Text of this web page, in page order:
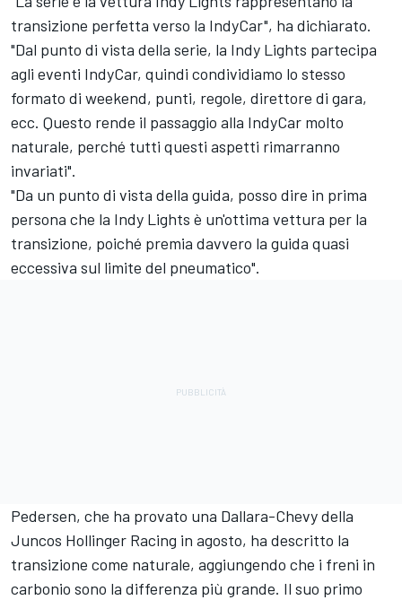
transizione perfetta verso la IndyCar", ha dichiarato.
"Dal punto di vista della serie, la Indy Lights partecipa
agli eventi IndyCar, quindi condividiamo lo stesso
formato di weekend, punti, regole, direttore di gara,
ecc. Questo rende il passaggio alla IndyCar molto
naturale, perché tutti questi aspetti rimarranno
invariati".
"Da un punto di vista della guida, posso dire in prima
persona che la Indy Lights è un'ottima vettura per la
transizione, poiché premia davvero la guida quasi
eccessiva sul limite del pneumatico".
Pedersen, che ha provato una Dallara-Chevy della
Juncos Hollinger Racing in agosto, ha descritto la
transizione come naturale, aggiungendo che i freni in
carbonio sono la differenza più grande. Il suo primo